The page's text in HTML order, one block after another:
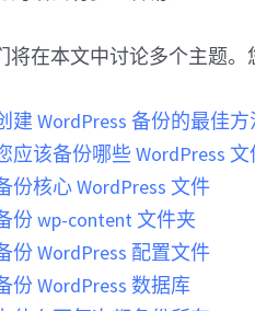
将在本文中讨论多个主题。
建 WordPress 备份的最佳方
应该备份哪些 WordPress 文
份核心 WordPress 文件
份 wp-content 文件夹
份 WordPress 配置文件
份 WordPress 数据库